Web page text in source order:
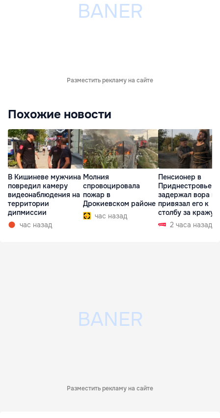
Разместить рекламу на сайте
Похожие новости
В Кишиневе мужчина
повредил камеру
видеонаблюдения на
территории
дипмиссии
час назад
Молния
спровоцировала
пожар в
Дрокиевском районе
час назад
Пенсионер в
Приднестровье
задержал вора и
привязал его к
столбу за кражу
2 часа назад
Разместить рекламу на сайте